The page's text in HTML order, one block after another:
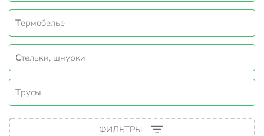
Термобелье
Стельки, шнурки
Трусы
ФИЛЬТРЫ